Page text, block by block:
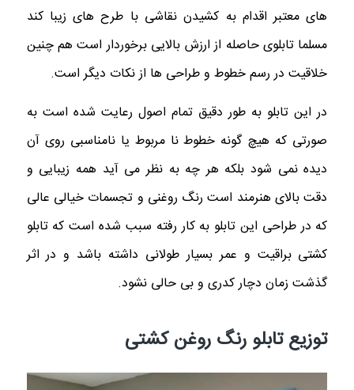
های معتبر اقدام به کشیدن نقاشی با طرح های زیبا کند
مسلما تابلوی حاصله از ارزش بالایی برخوردار است هم چنین
خلاقیت در رسم خطوط و طراحی ها از نکات دیگر است.
در این تابلو به طور دقیق تمام اصول رعایت شده است به
صورتی که هیچ گونه خطوط نا مربوط یا نامناسبی روی آن
دیده نمی شود بلکه هر چه به نظر می آید همه زیبایی و
دقت بالای هنرمند است رنگ روغنی و تجسمات خیالی عالی
که در طراحی این تابلو به کار رفته سبب شده است که تابلو
کشتی براقیت و عمر بسیار طولانی داشته باشد و در اثر
گذشت زمان دچار کدری و بی حالی نشود.
توزیع تابلو رنگ روغن کشتی